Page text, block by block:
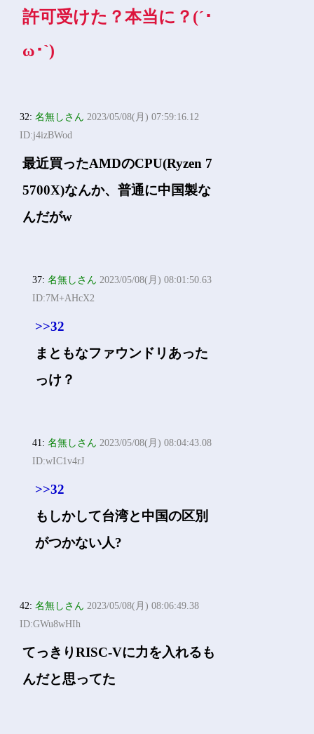
許可受けた？本当に？(´･
ω･`)
32:名無しさん 2023/05/08(月) 07:59:16.12
ID:j4izBWod
最近買ったAMDのCPU(Ryzen 7
5700X)なんか、普通に中国製な
んだがw
37:名無しさん 2023/05/08(月) 08:01:50.63
ID:7M+AHcX2
>>32
まともなファウンドリあった
っけ？
41:名無しさん 2023/05/08(月) 08:04:43.08
ID:wIC1v4rJ
>>32
もしかして台湾と中国の区別
がつかない人?
42:名無しさん 2023/05/08(月) 08:06:49.38
ID:GWu8wHIh
てっきりRISC-Vに力を入れるも
んだと思ってた